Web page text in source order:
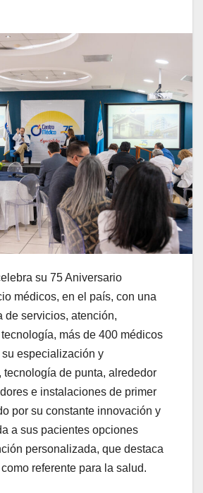
su 75 Aniversario
médicos, en el país, con una
de servicios, atención,
más de 400 médicos
especialización y
tecnología de punta, alrededor
e instalaciones de primer
por su constante innovación y
a sus pacientes opciones
personalizada, que destaca
referente para la salud.